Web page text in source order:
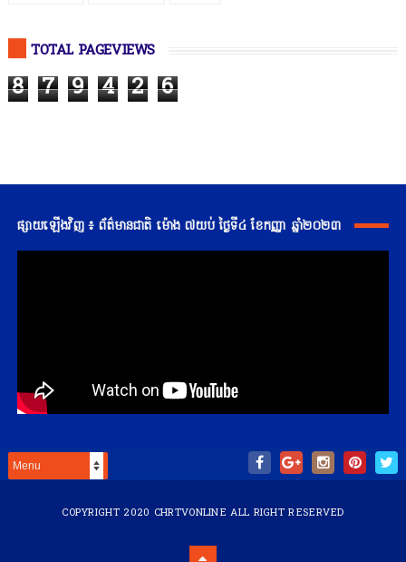
TOTAL PAGEVIEWS
8 7 9 4 2 6
ផ្សាយឡើងវិញ ៖ ព័ត៌មានជាតិ ម៉ោង ៧យប់ ថ្ងៃទី៤ ខែកញ្ញា ឆ្នាំ២០២៣
COPYRIGHT 2020 CHRTVONLINE ALL RIGHT RESERVED